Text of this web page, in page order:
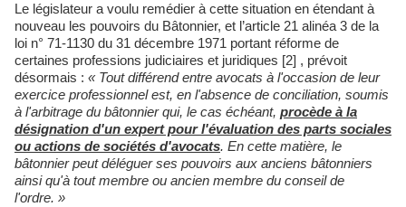
Le législateur a voulu remédier à cette situation en étendant à
nouveau les pouvoirs du Bâtonnier, et l’article 21 alinéa 3 de la
loi n° 71-1130 du 31 décembre 1971 portant réforme de
certaines professions judiciaires et juridiques [2] , prévoit
désormais : « Tout différend entre avocats à l'occasion de leur
exercice professionnel est, en l'absence de conciliation, soumis
à l'arbitrage du bâtonnier qui, le cas échéant, procède à la
désignation d'un expert pour l'évaluation des parts sociales
ou actions de sociétés d'avocats. En cette matière, le
bâtonnier peut déléguer ses pouvoirs aux anciens bâtonniers
ainsi qu'à tout membre ou ancien membre du conseil de
l'ordre. »